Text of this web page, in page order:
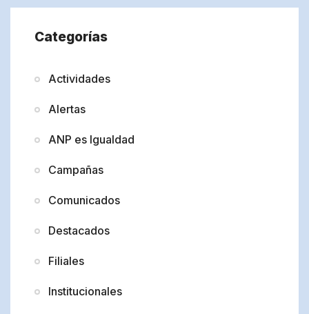
Categorías
Actividades
Alertas
ANP es Igualdad
Campañas
Comunicados
Destacados
Filiales
Institucionales